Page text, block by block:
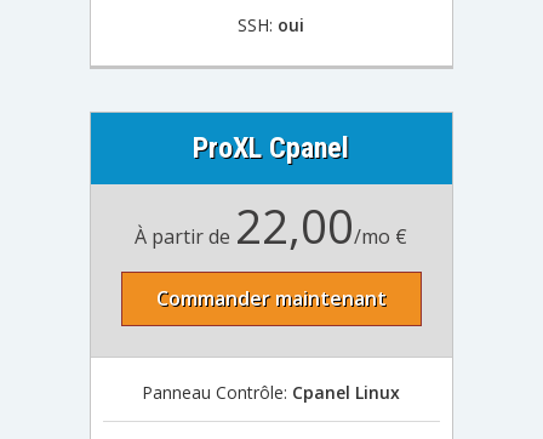
SSH: oui
ProXL Cpanel
À partir de 22,00/mo €
Commander maintenant
Panneau Contrôle: Cpanel Linux